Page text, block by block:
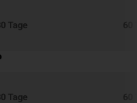
Tage 60
Tage 60